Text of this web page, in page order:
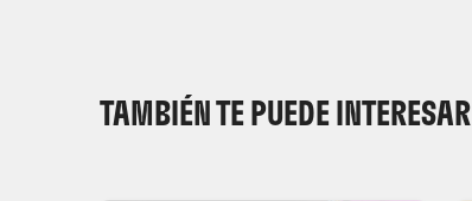
TAMBIÉN TE PUEDE INTERESAR